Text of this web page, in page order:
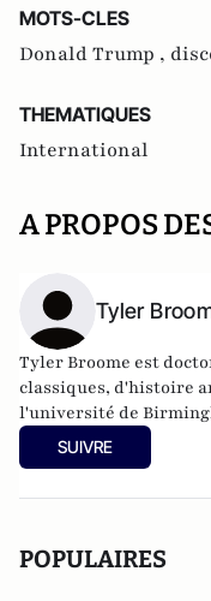
MOTS-CLES
Donald Trump ,
THEMATIQUES
International
A PROPOS
Tyler
Tyler Broome est
classiques, d'histoire
l'université de
communication
(1er siècle avant J.-C.),
l'autoprésentation/
SUIVRE
POPULAIRES